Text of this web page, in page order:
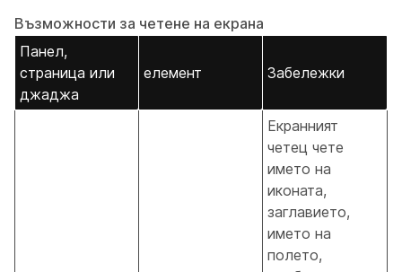
Възможности за четене на екрана
Панел,
страница или
джаджа
елемент Забележки
Екранният
четец чете
името на
иконата,
заглавието,
името на
полето,